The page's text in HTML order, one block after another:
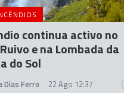
continua activo no
e na Lombada da
do Sol
Dias Ferro 22 Ago 12:37